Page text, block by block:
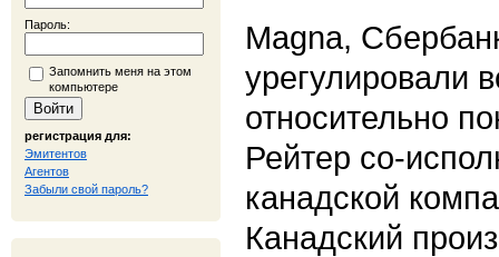
Пароль:
Запомнить меня на этом
компьютере
регистрация для:
Эмитентов
Агентов
Забыли свой пароль?
Magna,
урегулировали
относительно
Рейтер со-
канадской
Канадский